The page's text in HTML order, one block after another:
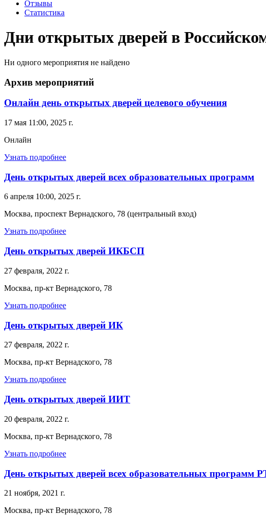
Отзывы
Статистика
Дни открытых дверей в
Ни одного мероприятия не найдено
Архив мероприятий
Онлайн день открытых дверей целевого обучения
17 мая 11:00, 2025 г.
Онлайн
Узнать подробнее
День открытых дверей всех образовательных программ
6 апреля 10:00, 2025 г.
Москва, проспект Вернадского, 78 (центральный вход)
Узнать подробнее
День открытых дверей ИКБСП
27 февраля, 2022 г.
Москва, пр-кт Вернадского, 78
Узнать подробнее
День открытых дверей ИК
27 февраля, 2022 г.
Москва, пр-кт Вернадского, 78
Узнать подробнее
День открытых дверей ИИТ
20 февраля, 2022 г.
Москва, пр-кт Вернадского, 78
Узнать подробнее
День открытых дверей всех образовательных
21 ноября, 2021 г.
Москва, пр-кт Вернадского, 78